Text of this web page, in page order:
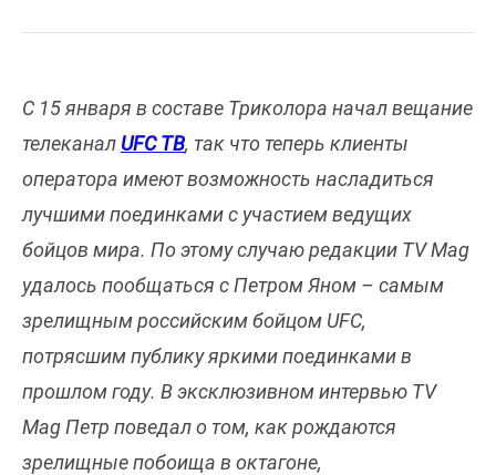
С 15 января в составе Триколора начал вещание
телеканал UFC ТВ, так что теперь клиенты
оператора имеют возможность насладиться
лучшими поединками с участием ведущих
бойцов мира. По этому случаю редакции TV Mag
удалось пообщаться с Петром Яном – самым
зрелищным российским бойцом UFC,
потрясшим публику яркими поединками в
прошлом году. В эксклюзивном интервью TV
Mag Петр поведал о том, как рождаются
зрелищные побоища в октагоне,